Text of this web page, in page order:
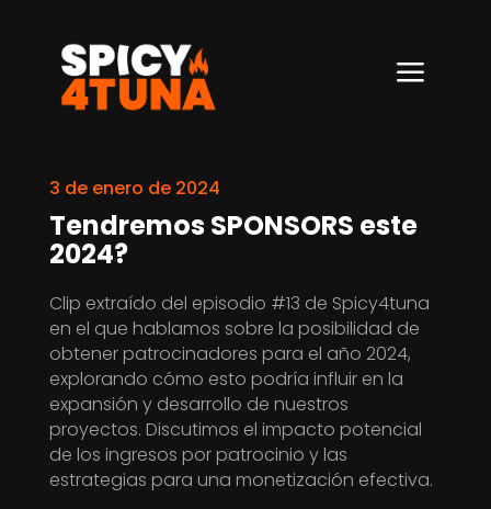
a
3 de enero de 2024
Tendremos SPONSORS este
2024?
Clip extraído del episodio #13 de Spicy4tuna
en el que hablamos sobre la posibilidad de
obtener patrocinadores para el año 2024,
explorando cómo esto podría influir en la
expansión y desarrollo de nuestros
proyectos. Discutimos el impacto potencial
de los ingresos por patrocinio y las
estrategias para una monetización efectiva.